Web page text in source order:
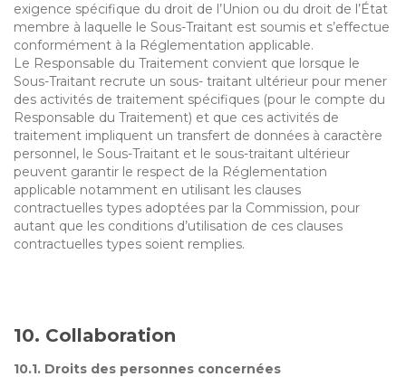
exigence spécifique du droit de l’Union ou du droit de l’État
membre à laquelle le Sous-Traitant est soumis et s’effectue
conformément à la Réglementation applicable.
Le Responsable du Traitement convient que lorsque le
Sous-Traitant recrute un sous- traitant ultérieur pour mener
des activités de traitement spécifiques (pour le compte du
Responsable du Traitement) et que ces activités de
traitement impliquent un transfert de données à caractère
personnel, le Sous-Traitant et le sous-traitant ultérieur
peuvent garantir le respect de la Réglementation
applicable notamment en utilisant les clauses
contractuelles types adoptées par la Commission, pour
autant que les conditions d’utilisation de ces clauses
contractuelles types soient remplies.
10. Collaboration
10.1. Droits des personnes concernées